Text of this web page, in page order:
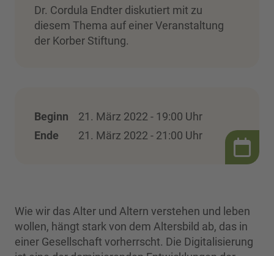
Dr. Cordula Endter diskutiert mit zu
diesem Thema auf einer Veranstaltung
der Korber Stiftung.
Beginn
21. März 2022 - 19:00 Uhr
Ende
21. März 2022 - 21:00 Uhr
Wie wir das Alter und Altern verstehen und leben
wollen, hängt stark von dem Altersbild ab, das in
einer Gesellschaft vorherrscht. Die Digitalisierung